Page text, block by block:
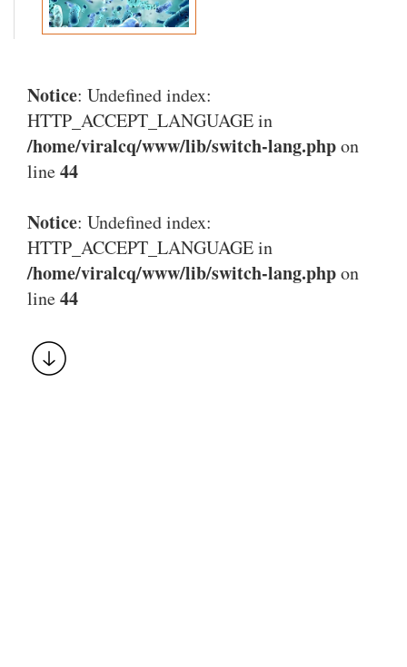
Notice: Undefined index:
HTTP_ACCEPT_LANGUAGE in
/home/viralcq/www/lib/switch-lang.phpon
line44
Notice: Undefined index:
HTTP_ACCEPT_LANGUAGE in
/home/viralcq/www/lib/switch-lang.phpon
line44